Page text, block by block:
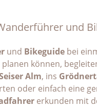
und
und Bikeguide bei
können,
Alm, ins
oder einfach eine
erkunden mit